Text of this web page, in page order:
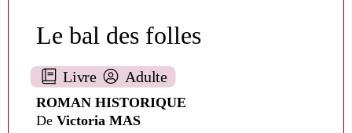
Le bal des folles
Livre Adulte
ROMAN HISTORIQUE
De Victoria MAS